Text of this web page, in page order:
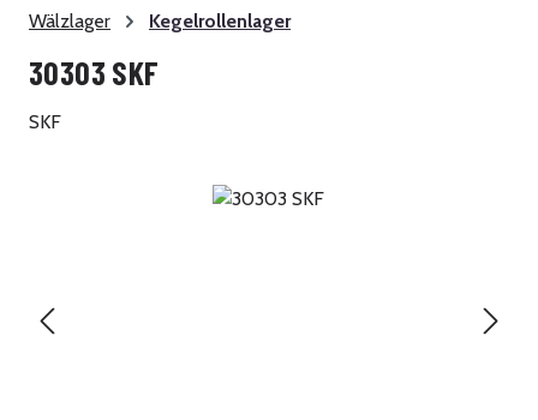
Wälzlager Kegelrollenlager
30303 SKF
SKF
Bildergalerie überspringen